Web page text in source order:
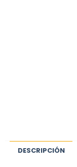
DESCRIPCIÓN